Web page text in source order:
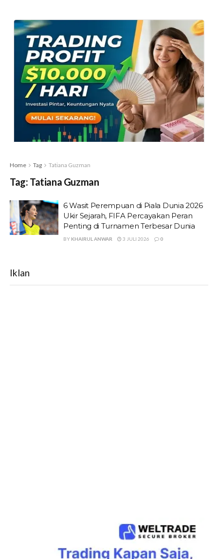
Home Tag Tatiana Guzman
Tag: Tatiana Guzman
6 Wasit Perempuan di Piala Dunia 2026
Ukir Sejarah, FIFA Percayakan Peran
Penting di Turnamen Terbesar Dunia
BY KHAIRUL ANWAR 3 JULI 2026 0
Iklan